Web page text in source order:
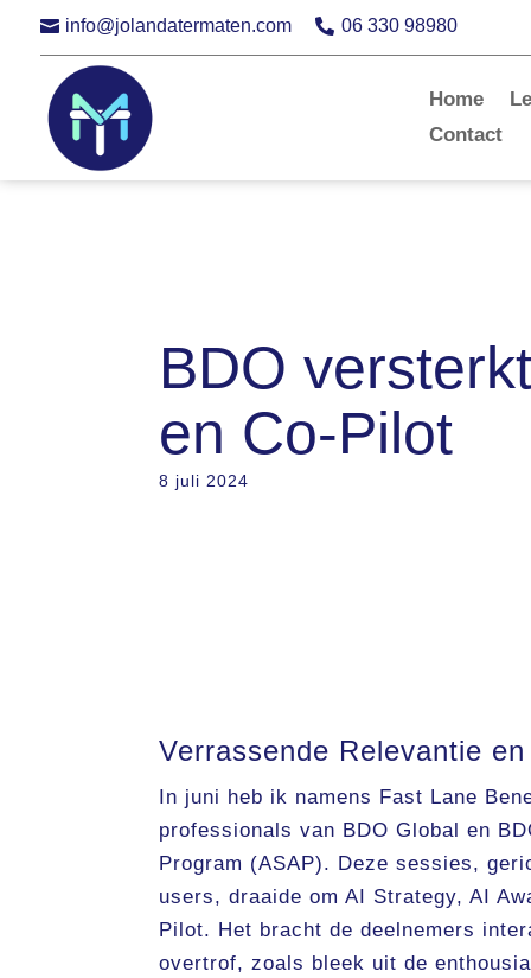
 info@jolandatermaten.com  06 330 98980
Home
Contact
BDO
en Co-Pilot
8 juli 2024
Verrassende Relevantie
In juni heb ik namens Fast Lane
professionals van BDO Global en
Program (ASAP). Deze sessies,
users, draaide om AI Strategy, AI
Pilot. Het bracht de deelnemers
overtrof, zoals bleek uit de